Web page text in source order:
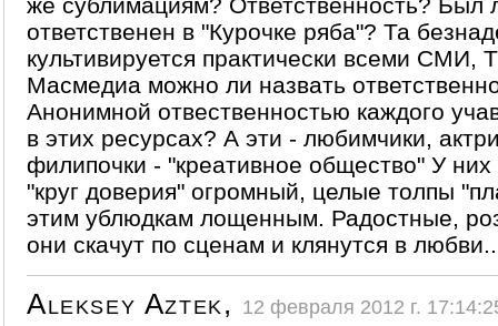
же сублимациям? Ответственность? Был
ответственен в "Курочке ряба"? Та
культивируется практически всеми СМИ,
Масмедиа можно ли назвать
Анонимной отвественностью каждого
в этих ресурсах? А эти - любимчики,
филипочки - "креативное общество" У них
"круг доверия" огромный, целые толпы
этим ублюдкам лощенным. Радостные,
они скачут по сценам и клянутся в
Aleksey Aztek, 12 февраля 2012 г.